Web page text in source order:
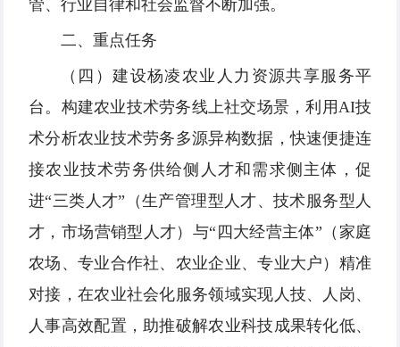
管、行业自律和社会监督不断加强。
二、重点任务
（四）建设杨凌农业人力资源共享服务平
台。构建农业技术劳务线上社交场景，利用AI技
术分析农业技术劳务多源异构数据，快速便捷连
接农业技术劳务供给侧人才和需求侧主体，促
进“三类人才”（生产管理型人才、技术服务型人
才，市场营销型人才）与“四大经营主体”（家庭
农场、专业合作社、农业企业、专业大户）精准
对接，在农业社会化服务领域实现人技、人岗、
人事高效配置，助推破解农业科技成果转化低、